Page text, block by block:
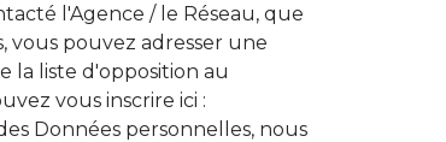
l'Agence / le Réseau, que
vous pouvez adresser une
la liste d'opposition au
vous inscrire ici :
Données personnelles, nous